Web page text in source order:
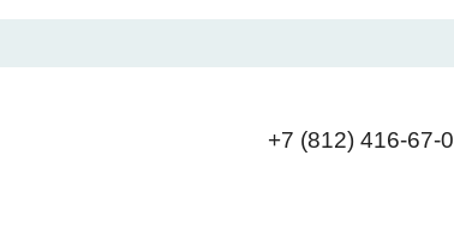
+7 (812) 416-67-